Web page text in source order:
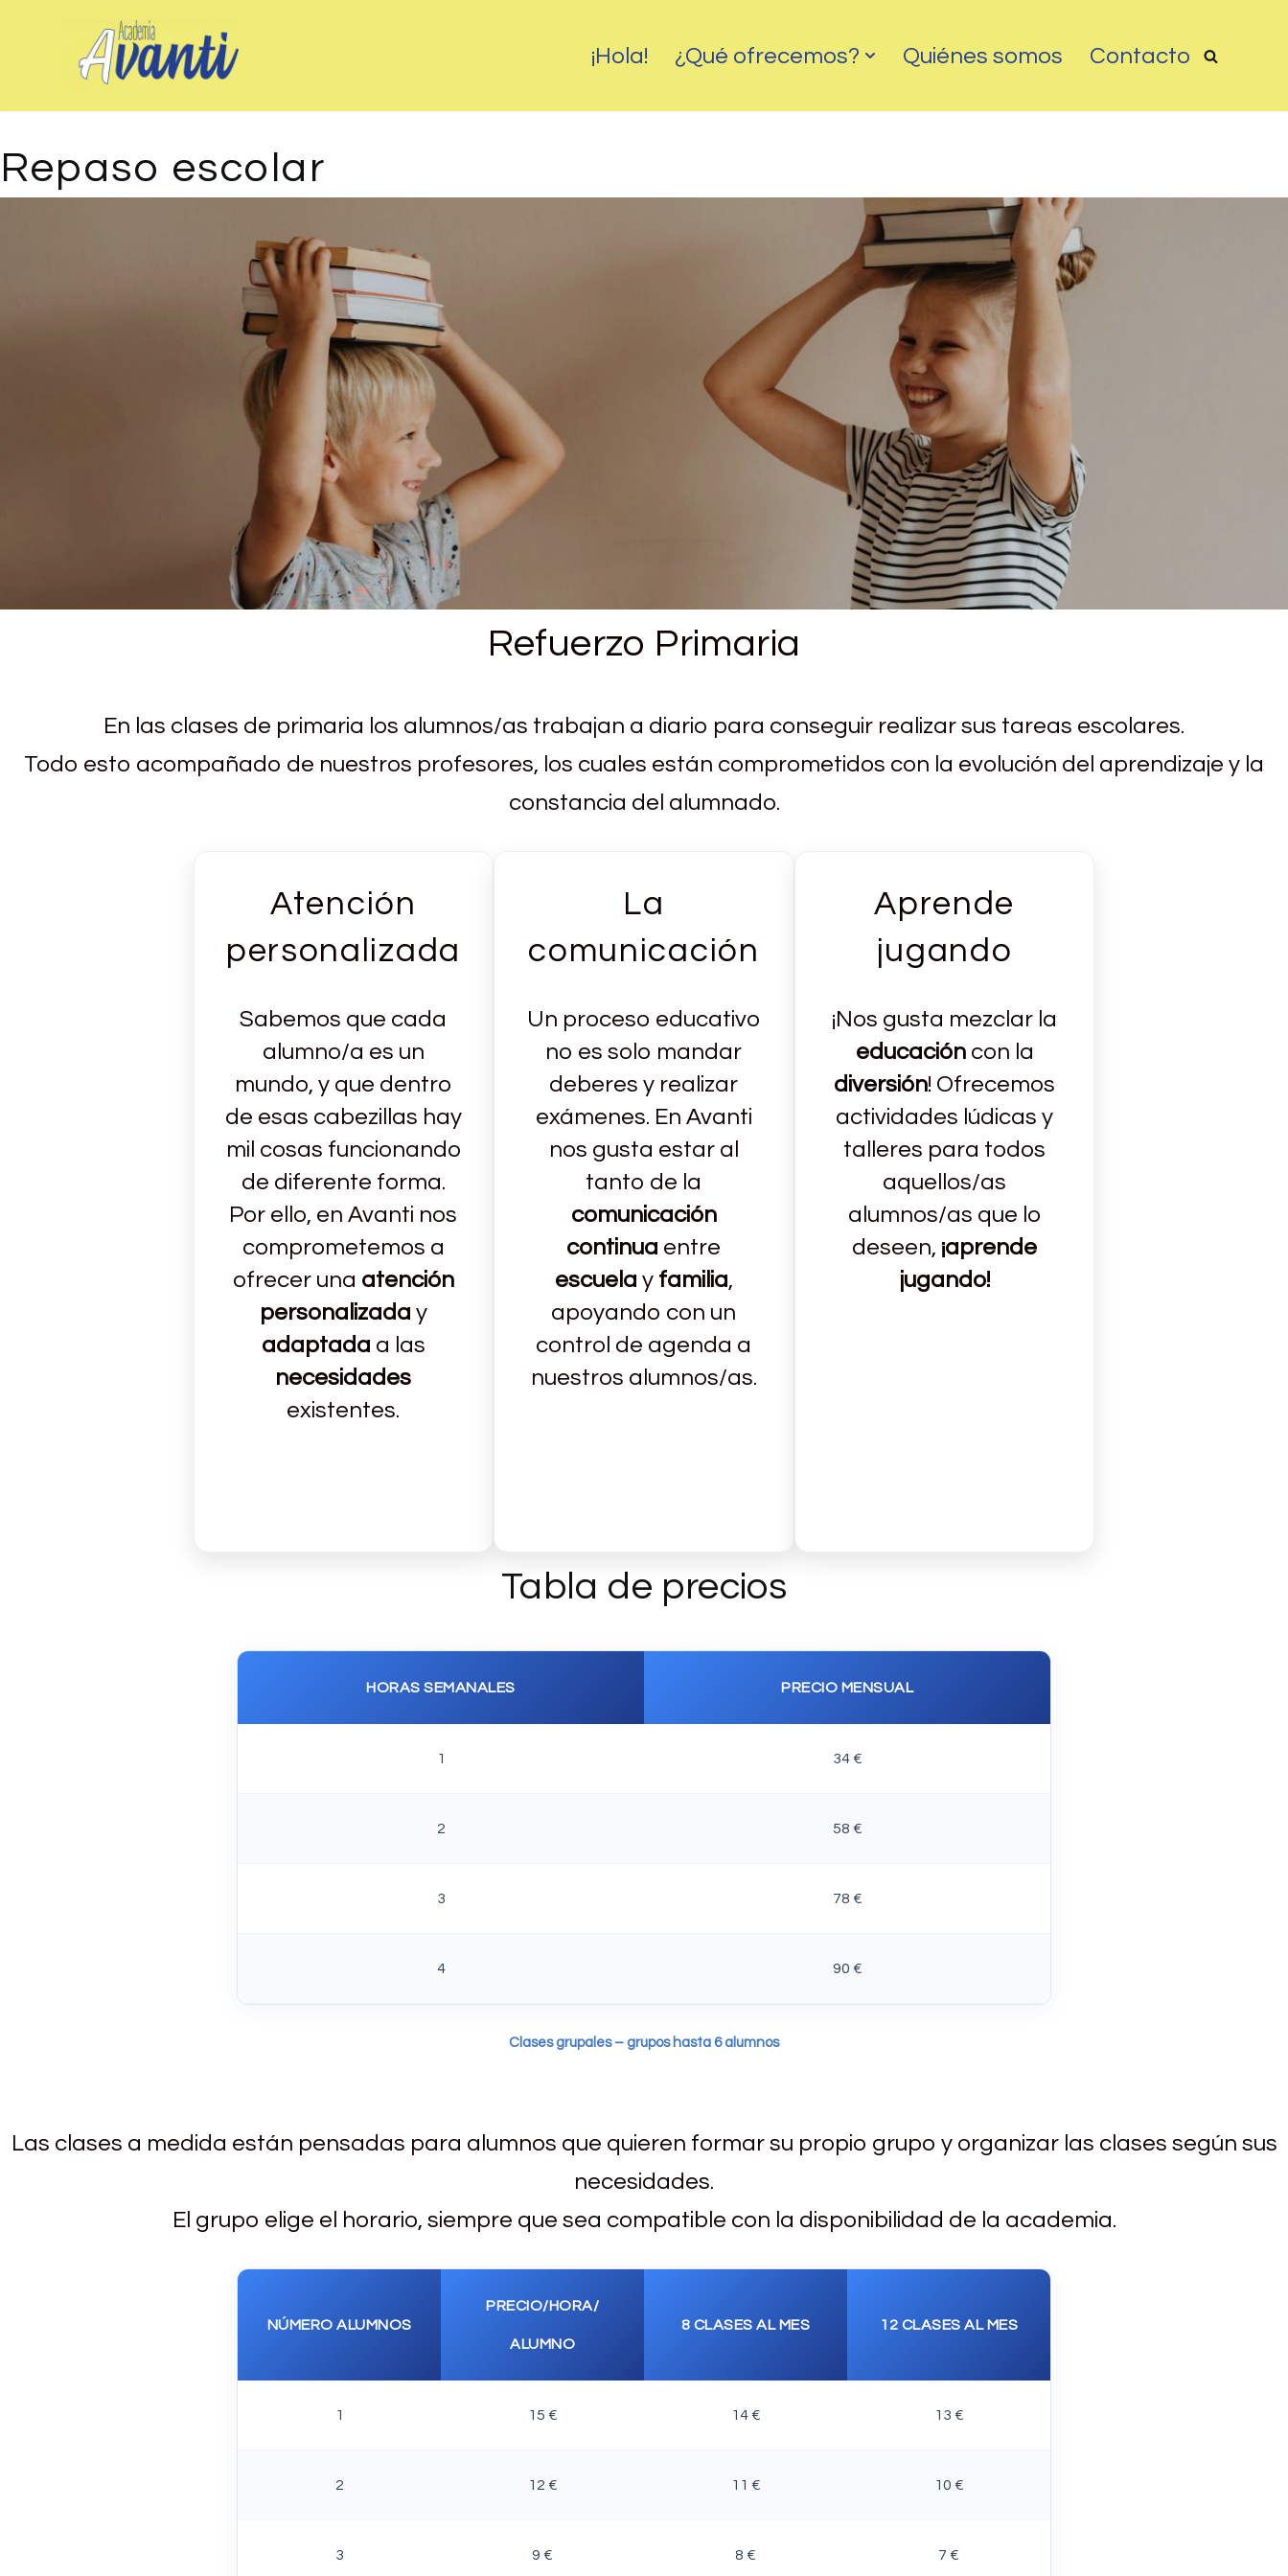
Saltar
¡Hola! ¿Qué ofrecemos? Quiénes somos Contacto
Repaso escolar
Refuerzo Primaria
En las clases de primaria los alumnos/as trabajan a diario para conseguir realizar sus tareas escolares.
Todo esto acompañado de nuestros profesores, los cuales están comprometidos con la evolución del aprendizaje y la
constancia del alumnado.
Atención
personalizada
Sabemos que cada
alumno/a es un
mundo, y que dentro
de esas cabezillas hay
mil cosas funcionando
de diferente forma.
Por ello, en Avanti nos
comprometemos a
ofrecer una atención
personalizada y
adaptada a las
necesidades
existentes.
La
comunicación
Un proceso educativo
no es solo mandar
deberes y realizar
exámenes. En Avanti
nos gusta estar al
tanto de la
comunicación
continua entre
escuela y familia,
apoyando con un
control de agenda a
nuestros alumnos/as.
Aprende
jugando
¡Nos gusta mezclar la
educación con la
diversión! Ofrecemos
actividades lúdicas y
talleres para todos
aquellos/as
alumnos/as que lo
deseen, ¡aprende
jugando!
Tabla de precios
HORAS SEMANALES PRECIO MENSUAL
1 34 €
2 58 €
3 78 €
4 90 €
Clases grupales – grupos hasta 6 alumnos
Las clases a medida están pensadas para alumnos que quieren formar su propio grupo y organizar las clases según sus
necesidades.
El grupo elige el horario, siempre que sea compatible con la disponibilidad de la academia.
NÚMERO ALUMNOS
PRECIO/HORA/
ALUMNO
8 CLASES AL MES 12 CLASES AL MES
1 15 € 14 € 13 €
2 12 € 11 € 10 €
3 9 € 8 € 7 €